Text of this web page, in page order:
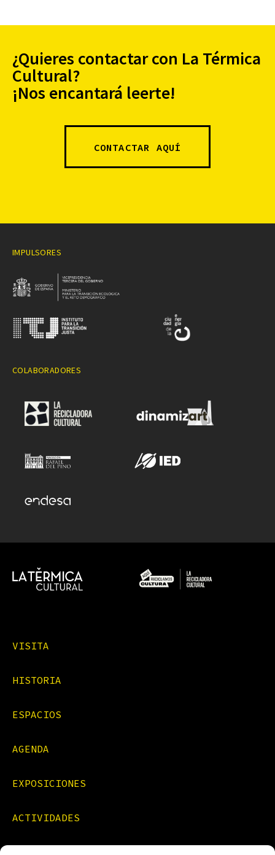
¿Quieres contactar con La Térmica
Cultural?
¡Nos encantará leerte!
CONTACTAR AQUÍ
IMPULSORES
COLABORADORES
VISITA
HISTORIA
ESPACIOS
AGENDA
EXPOSICIONES
ACTIVIDADES